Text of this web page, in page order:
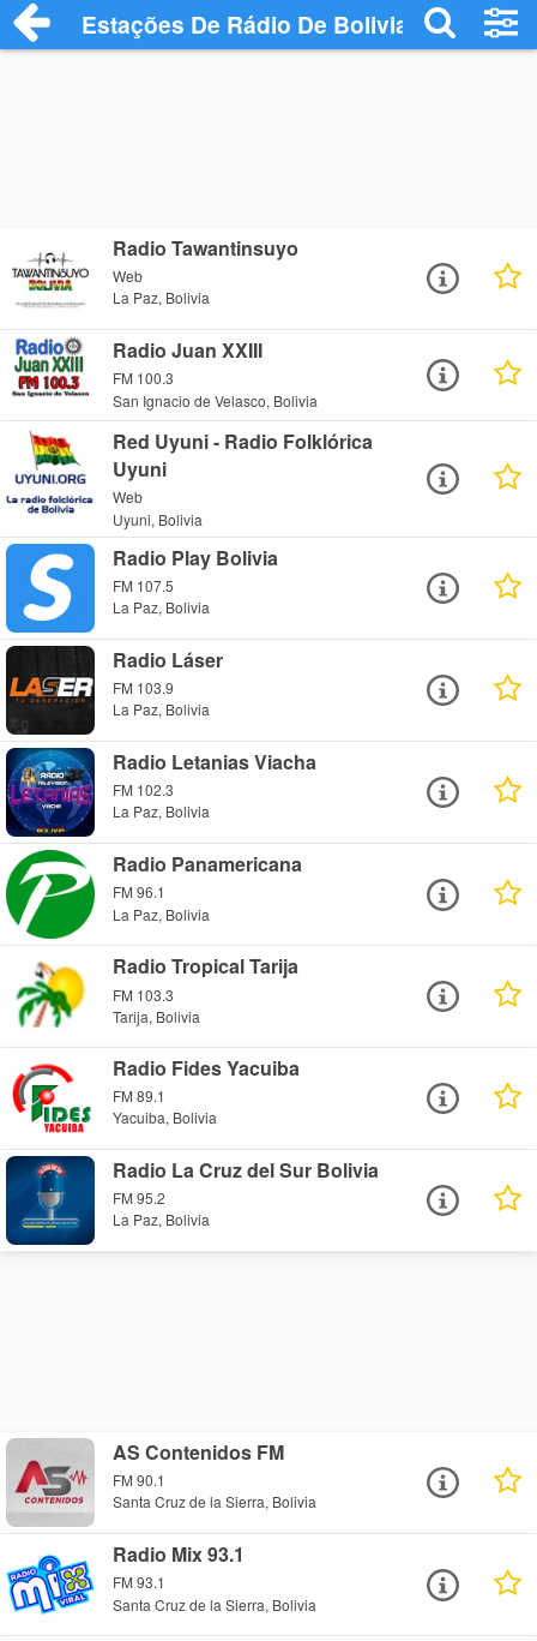
Estações De Rádio De Bolivia
Radio Tawantinsuyo
Web
La Paz, Bolivia
Radio Juan XXIII
FM 100.3
San Ignacio de Velasco, Bolivia
Red Uyuni - Radio Folklórica
Uyuni
Web
Uyuni, Bolivia
Radio Play Bolivia
FM 107.5
La Paz, Bolivia
Radio Láser
FM 103.9
La Paz, Bolivia
Radio Letanias Viacha
FM 102.3
La Paz, Bolivia
Radio Panamericana
FM 96.1
La Paz, Bolivia
Radio Tropical Tarija
FM 103.3
Tarija, Bolivia
Radio Fides Yacuiba
FM 89.1
Yacuiba, Bolivia
Radio La Cruz del Sur Bolivia
FM 95.2
La Paz, Bolivia
AS Contenidos FM
FM 90.1
Santa Cruz de la Sierra, Bolivia
Radio Mix 93.1
FM 93.1
Santa Cruz de la Sierra, Bolivia